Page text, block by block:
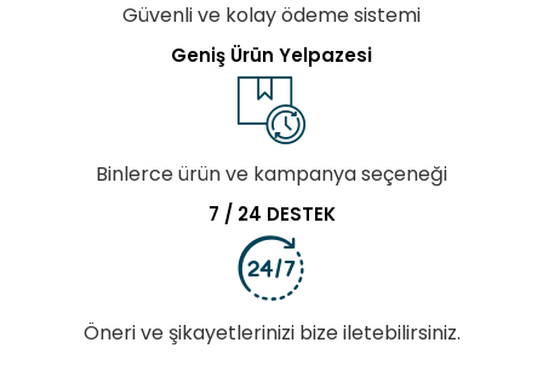
Güvenli ve kolay ödeme sistemi
Geniş Ürün Yelpazesi
Binlerce ürün ve kampanya seçeneği
7 / 24 DESTEK
Öneri ve şikayetlerinizi bize iletebilirsiniz.